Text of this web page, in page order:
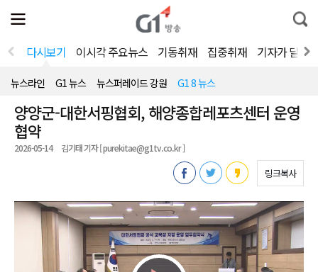
전
체
뉴
열
통
합
색
다시보기 이시각 주요뉴스 기동취재 집중취재 기자가 달려
뉴스라인 G1 뉴스 뉴스퍼레이드 강원 G1 8 뉴스
양양군-대한서핑협회, 해양종합레포츠센터 운영
협약
2026-05-14 김기태 기자 [ purekitae@g1tv.co.kr ]
링크복사